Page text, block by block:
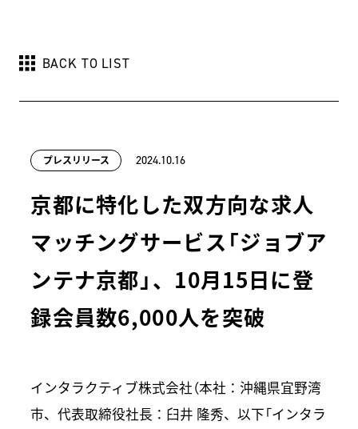
BACK TO LIST
プレスリリース 2024.10.16
京都に特化した双方向な求人
マッチングサービス「ジョブア
ンテナ京都」、10月15日に登
録会員数6,000人を突破
インタラクティブ株式会社（本社：沖縄県宜野湾
市、代表取締役社長：臼井 隆秀、以下「インタラ